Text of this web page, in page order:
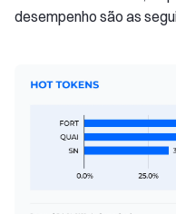
desempenho são as